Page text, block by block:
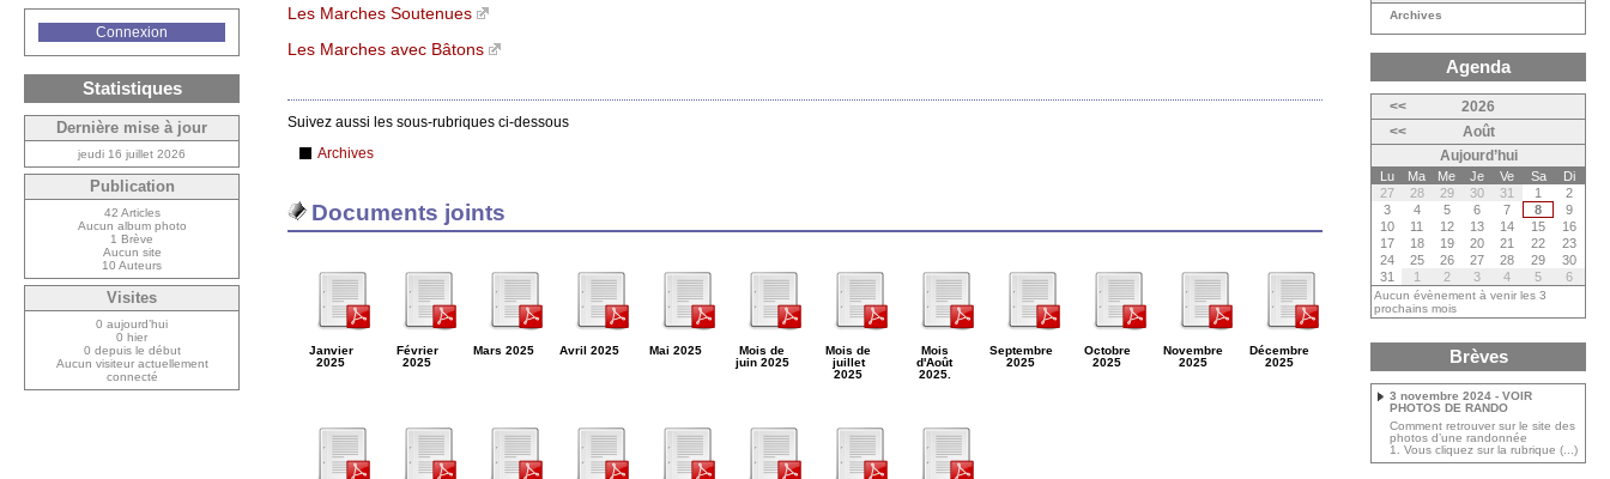
Les Marches Soutenues
Les Marches avec Bâtons
Suivez aussi les sous-rubriques ci-dessous
Archives
Documents joints
Janvier
2025
Février
2025
Mars 2025 Avril 2025 Mai 2025
Mois de
juin 2025
Mois de
juillet
2025
Mois
d'Août
2025.
Septembre
2025
Octobre
2025
Novembre
2025
Décembre
2025
Connexion
Statistiques
Dernière mise à jour
jeudi 16 juillet 2026
Publication
42 Articles
Aucun album photo
1 Brève
Aucun site
10 Auteurs
Visites
0 aujourd’hui
0 hier
0 depuis le début
Aucun visiteur actuellement
connecté
Archives
Agenda
<<
2026
<<
Août
Aujourd’hui
Lu Ma Me Je Ve Sa
Di
27
28 29 30 31 1
2
3
4 5 6 7 8
9
10
11 12 13 14 15
16
17
18 19 20 21 22
23
24
25 26 27 28 29
30
31
1 2 3 4 5 6
Aucun évènement à venir les 3
prochains mois
Brèves
3 novembre 2024 - VOIR
PHOTOS DE RANDO
Comment retrouver sur le site des
photos d’une randonnée
1. Vous cliquez sur la rubrique (...)